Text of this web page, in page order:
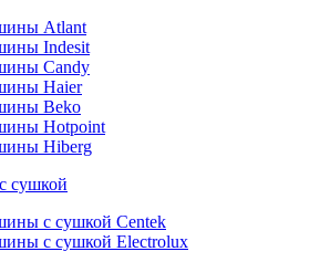
Atlant
Indesit
Candy
Haier
Beko
Hotpoint
Hiberg
сушкой
с сушкой Centek
с сушкой Electrolux